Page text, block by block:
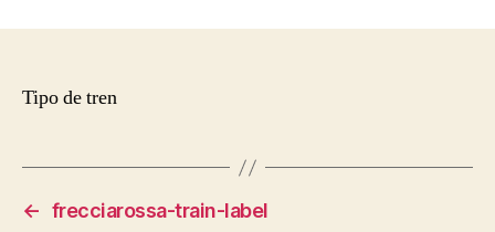
Tipo de tren
← frecciarossa-train-label